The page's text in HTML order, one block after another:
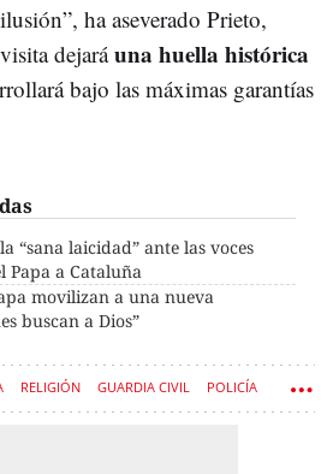
ha aseverado Prieto,
dejaráuna huella histórica
bajo las máximas garantías
“sana laicidad” ante las voces
Papa a Cataluña
movilizan a una nueva
buscan a Dios”
RELIGIÓN GUARDIA CIVIL POLICÍA